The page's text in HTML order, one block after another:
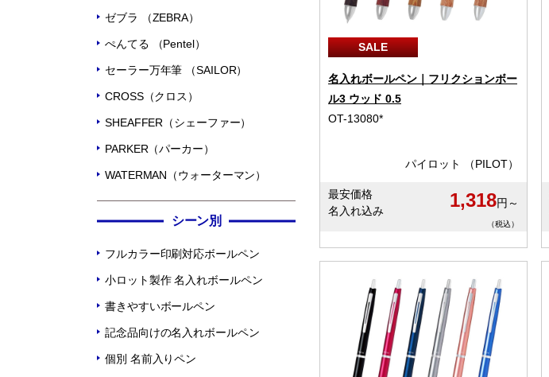
ゼブラ （ZEBRA）
ぺんてる （Pentel）
セーラー万年筆 （SAILOR）
CROSS（クロス）
SHEAFFER（シェーファー）
PARKER（パーカー）
WATERMAN（ウォーターマン）
シーン別
フルカラー印刷対応ボールペン
小ロット製作 名入れボールペン
書きやすいボールペン
記念品向けの名入れボールペン
個別 名前入りペン
SALE
名入れボールペン｜フリクションボー
ル3 ウッド 0.5
OT-13080*
パイロット （PILOT）
最安価格
名入れ込み
1,318円～
（税込）